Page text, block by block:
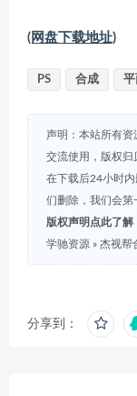
(网盘下载地址)
PS 合成 平
声明：本站所有资
交流使用，版权归
在下载后24小时
们删除，我们会第
版权声明点此了解
学驰资源 » 杰视帮
分享到：